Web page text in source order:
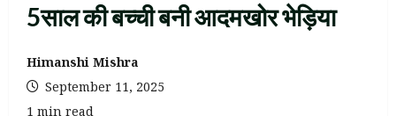
5साल की बच्ची बनी आदमखोर भेड़िया
Himanshi Mishra
September 11, 2025
1 min read